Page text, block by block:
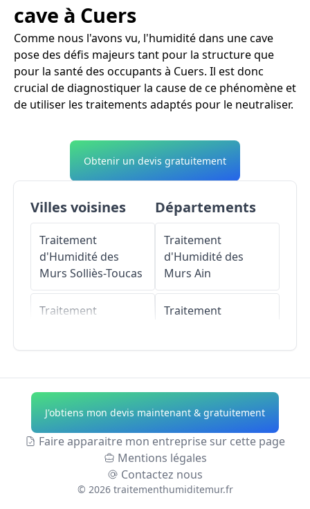
cave à Cuers
Comme nous l'avons vu, l'humidité dans une cave
pose des défis majeurs tant pour la structure que
pour la santé des occupants à Cuers. Il est donc
crucial de diagnostiquer la cause de ce phénomène et
de utiliser les traitements adaptés pour le neutraliser.
Obtenir un devis gratuitement
Villes voisines
Traitement
d'Humidité des
Murs Solliès-Toucas
Traitement
Traitement
d'Humidité des
MursBelgentier
d'Humidité des
Départements
Traitement
d'Humidité des
Murs Ain
Traitement
Traitement
d'Humidité des
Murs Allier
Traitement
d'Humidité des
MursAlpes-de-
J'obtiens mon devis maintenant & gratuitement
Faire apparaitre mon entreprise sur cette page
Mentions légales
Contactez nous
© 2026 traitementhumiditemur.fr